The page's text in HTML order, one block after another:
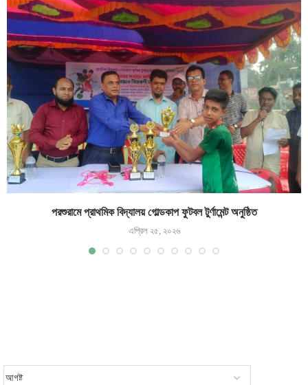
পরশুরামে প্রাথমিক বিদ্যালয় গোল্ডকাপ ফুটবল টুর্ণামেন্ট অনুষ্ঠিত
এপ্রিল ২৫, ২০২৬